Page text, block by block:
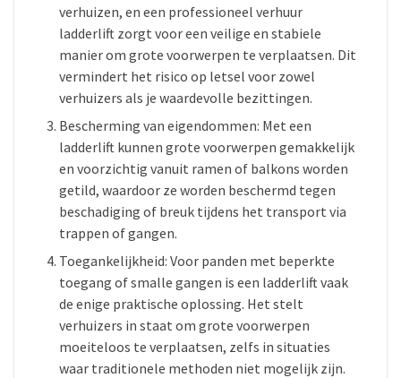
verhuizen, en een professioneel verhuur
ladderlift zorgt voor een veilige en stabiele
manier om grote voorwerpen te verplaatsen. Dit
vermindert het risico op letsel voor zowel
verhuizers als je waardevolle bezittingen.
Bescherming van eigendommen: Met een
ladderlift kunnen grote voorwerpen gemakkelijk
en voorzichtig vanuit ramen of balkons worden
getild, waardoor ze worden beschermd tegen
beschadiging of breuk tijdens het transport via
trappen of gangen.
Toegankelijkheid: Voor panden met beperkte
toegang of smalle gangen is een ladderlift vaak
de enige praktische oplossing. Het stelt
verhuizers in staat om grote voorwerpen
moeiteloos te verplaatsen, zelfs in situaties
waar traditionele methoden niet mogelijk zijn.